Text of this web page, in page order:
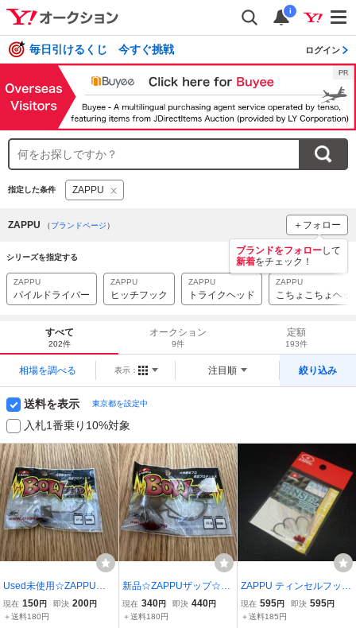
i
毎日引けるくじ 今すぐ挑戦 ログイン
指定した条件 ZAPPU
ZAPPU （ブランドページ） ＋フォロー
ブランドをフォローして
新着をチェック！
シリーズを指定する
ZAPPU
パイルドライバー
ZAPPU
ヒッチフック
ZAPPU
トライクヘッド
ZAPPU
こちょこちょヘッ
すべて
202件
オークション
9件
定額
193件
相場を調べる 表示： 注目順 絞り込み
送料を表示 東京都を設定中
入札1番乗り10%対象
Used未使用☆ZAPPUザ
ップ☆バウヘッド BOW H
EAD 大西健太プロデュー
現在 150円 即決 200円
＋送料180円
新品☆ZAPPUザップ☆バ
ウヘッド BOW HEAD 大
西健太プロデュース カラ
現在 340円 即決 440円
＋送料180円
ZAPPU ティンセルフック
2号 パール スピナーベイ
ト用 ※在庫品(17g0502)
現在 595円 即決 595円
＋送料185円